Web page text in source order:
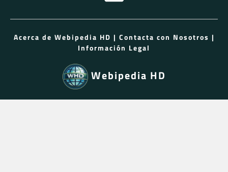
Acerca de Webipedia HD | Contacta con Nosotros |
Información Legal
Webipedia HD